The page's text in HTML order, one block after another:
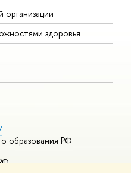
организации
здоровья
образования РФ